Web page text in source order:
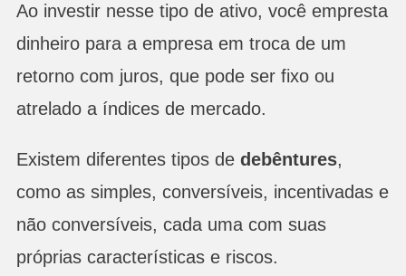
Ao investir nesse tipo de ativo, você empresta
dinheiro para a empresa em troca de um
retorno com juros, que pode ser fixo ou
atrelado a índices de mercado.
Existem diferentes tipos de debêntures,
como as simples, conversíveis, incentivadas e
não conversíveis, cada uma com suas
próprias características e riscos.